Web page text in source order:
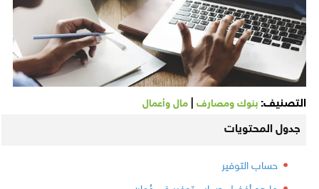
التصنيف: بنوك ومصارف| مال وأعمال
جدول المحتويات
حساب التوفير